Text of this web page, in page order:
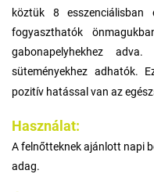
köztük 8 esszenciálisban
fogyaszthatók
gabonapelyhekhez
süteményekhez adhatók.
pozitív hatással van az
Használat:
A felnőtteknek ajánlott napi
adag.